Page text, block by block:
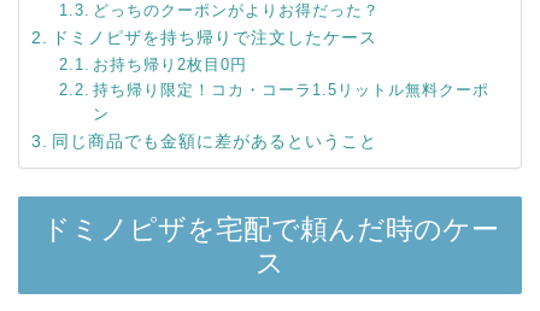
どっちのクーポンがよりお得だった？
ドミノピザを持ち帰りで注文したケース
お持ち帰り2枚目0円
持ち帰り限定！コカ・コーラ1.5リットル無料クーポ
ン
同じ商品でも金額に差があるということ
ドミノピザを宅配で頼んだ時のケー
ス